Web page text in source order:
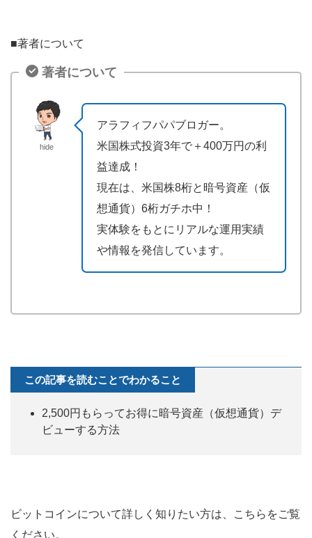
■著者について
著者について
hide
アラフィフパパブロガー。
米国株式投資3年で＋400万円の利
益達成！
現在は、米国株8桁と暗号資産（仮
想通貨）6桁ガチホ中！
実体験をもとにリアルな運用実績
や情報を発信しています。
この記事を読むことでわかること
2,500円もらってお得に暗号資産（仮想通貨）デ
ビューする方法
ビットコインについて詳しく知りたい方は、こちらをご覧
ください。